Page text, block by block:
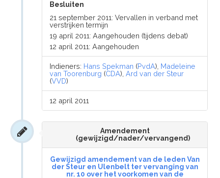
Besluiten
21 september 2011: Vervallen in verband met
verstrijken termijn
19 april 2011: Aangehouden (tijdens debat)
12 april 2011: Aangehouden
Indieners: Hans Spekman (PvdA), Madeleine
van Toorenburg (CDA),Ard van der Steur
(VVD)
12 april 2011
Amendement
(gewijzigd/nader/vervangend)
Gewijzigd amendement van de leden Van
der Steur en Ulenbelt ter vervanging van
nr. 10 over het voorkomen van de